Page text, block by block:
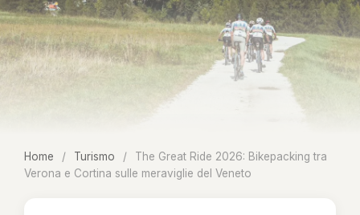
Home / Turismo /
The Great Ride 2026: Bikepacking tra
Verona e Cortina sulle meraviglie del Veneto